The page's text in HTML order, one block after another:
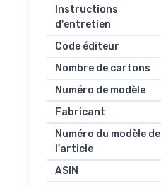
Instructions
d'entretien
Code éditeur
Nombre de cartons
Numéro de modèle
Fabricant
Numéro du modèle de
l'article
ASIN